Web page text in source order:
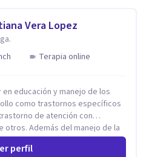
Vera Lopez
Terapia online
educación y manejo de los
como trastornos específicos
otros. Además del manejo de la
conflictos de la dimensión
perfil